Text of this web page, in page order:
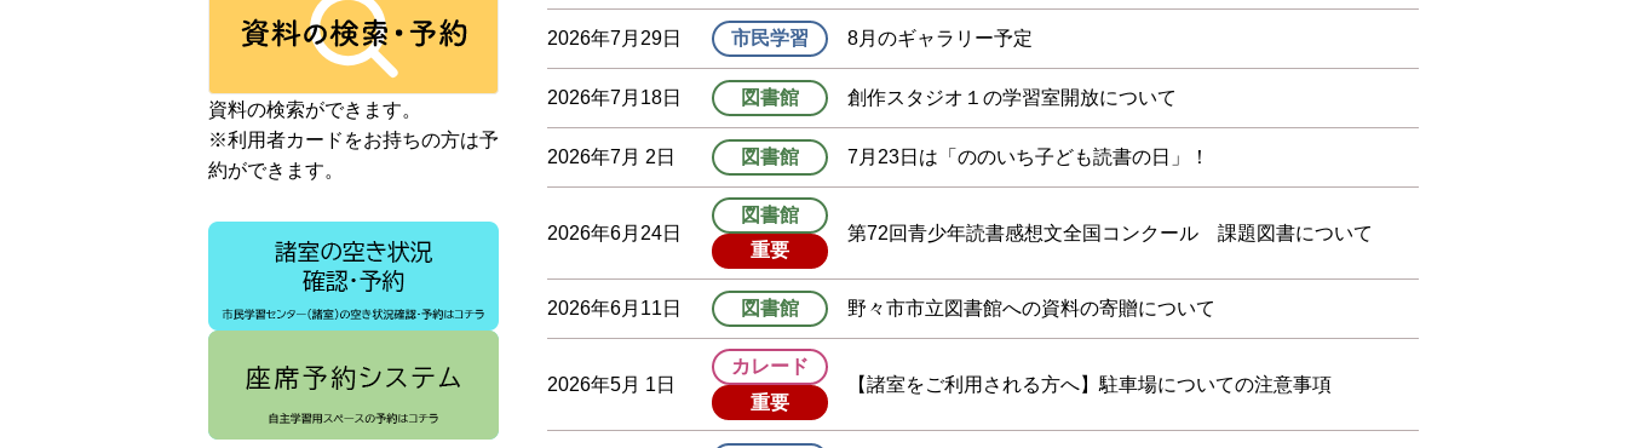
資料の検索ができます。
※利用者カードをお持ちの方は予
約ができます。
2026年7月29日 市民学習 8月のギャラリー予定
2026年7月18日 図書館 創作スタジオ１の学習室開放について
2026年7月 2日 図書館 7月23日は「ののいち子ども読書の日」！
2026年6月24日
図書館
重要
第72回青少年読書感想文全国コンクール 課題図書について
2026年6月11日 図書館 野々市市立図書館への資料の寄贈について
2026年5月 1日
カレード
重要
【諸室をご利用される方へ】駐車場についての注意事項